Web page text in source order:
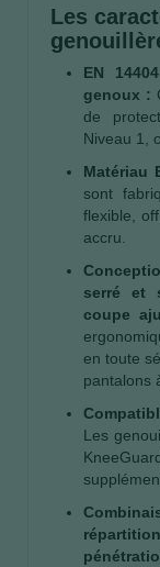
Les
EN
genoux :
de
Niveau 1,
Matériau
sont
flexible,
accru.
serré et
coupe
en toute
pantalons
Les